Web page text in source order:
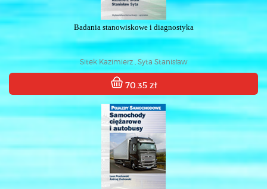
Badania stanowiskowe i diagnostyka
Sitek Kazimierz , Syta Stanisław
70.35 zł